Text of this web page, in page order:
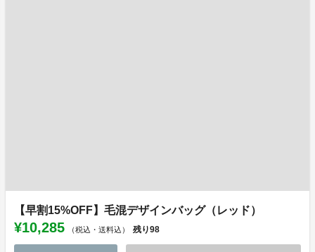
【早割15%OFF】毛混デザインバッグ（レッド）
¥10,285 （税込・送料込） 残り98